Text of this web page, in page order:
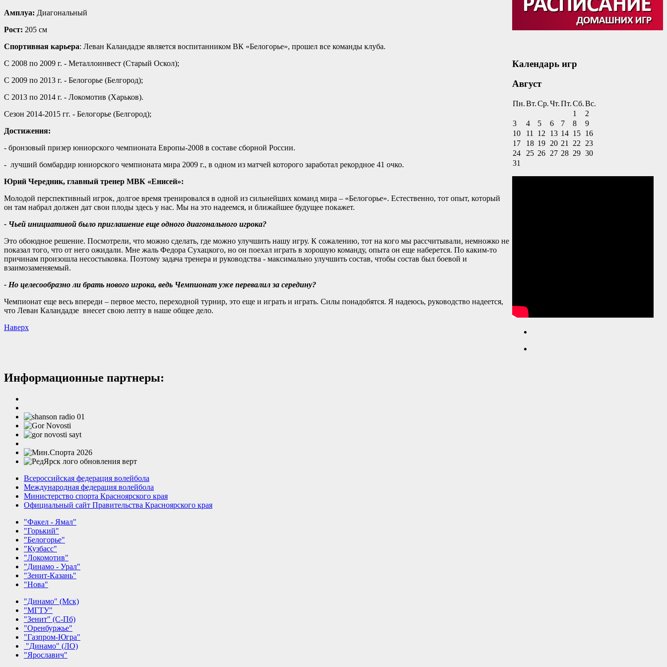
Амплуа: Диагональный
Рост: 205 см
Спортивная карьера: Леван Каландадзе является воспитанником ВК «Белогорье», прошел все команды клуба.
С 2008 по 2009 г. - Металлоинвест (Старый Оскол);
С 2009 по 2013 г. - Белогорье (Белгород);
С 2013 по 2014 г. - Локомотив (Харьков).
Сезон 2014-2015 гг. - Белогорье (Белгород);
Достижения:
- бронзовый призер юниорского чемпионата Европы-2008 в составе сборной России.
- лучший бомбардир юниорского чемпионата мира 2009 г., в одном из матчей которого заработал рекордное 41 очко.
Юрий Чередник, главный тренер МВК «Енисей»:
Молодой перспективный игрок, долгое время тренировался в одной из сильнейших команд мира – «Белогорье». Естественно, тот опыт, который
он там набрал должен дат свои плоды здесь у нас. Мы на это надеемся, и ближайшее будущее покажет.
- Чьей инициативой было приглашение еще одного диагонального игрока?
Это обоюдное решение. Посмотрели, что можно сделать, где можно улучшить нашу игру. К сожалению, тот на кого мы рассчитывали, немножко не
показал того, что от него ожидали. Мне жаль Федора Сухацкого, но он поехал играть в хорошую команду, опыта он еще наберется. По каким-то
причинам произошла несостыковка. Поэтому задача тренера и руководства - максимально улучшить состав, чтобы состав был боевой и
взаимозаменяемый.
- Но целесообразно ли брать нового игрока, ведь Чемпионат уже перевалил за середину?
Чемпионат еще весь впереди – первое место, переходной турнир, это еще и играть и играть. Силы понадобятся. Я надеюсь, руководство надеется,
что Леван Каландадзе внесет свою лепту в наше общее дело.
Наверх
Календарь игр
Август
Пн.Вт.Ср.Чт.Пт.Сб.Вс.
1
2
3
4 5 6 7 8
9
10
11 12 13 14 15 16
17
18 19 20 21 22
23
24
25 26 27 28 29 30
31
Информационные партнеры:
Всероссийская федерация волейбола
Международная федерация волейбола
Министерство спорта Красноярского края
Официальный сайт Правительства Красноярского края
"Факел - Ямал"
"Горький"
"Белогорье"
"Кузбасс"
"Локомотив"
"Динамо - Урал"
"Зенит-Казань"
"Нова"
"Динамо" (Мск)
"МГТУ"
"Зенит" (С-Пб)
"Оренбуржье"
"Газпром-Югра"
"Динамо" (ЛО)
"Ярославич"